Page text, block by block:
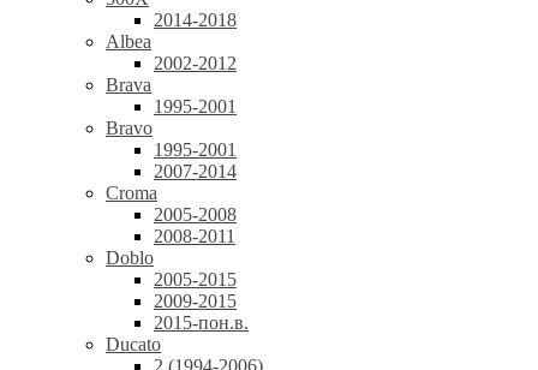
2014-2018
Albea
2002-2012
Brava
1995-2001
Bravo
1995-2001
2007-2014
Croma
2005-2008
2008-2011
Doblo
2005-2015
2009-2015
2015-пон.в.
Ducato
2 (1994-2006)